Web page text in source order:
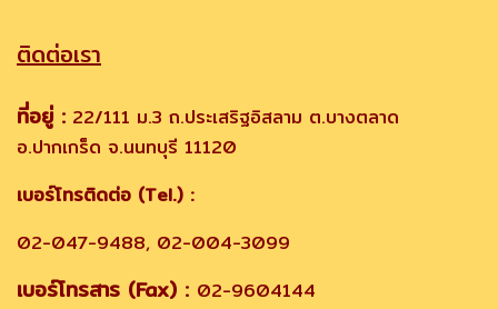
ติดต่อเรา
ที่อยู่ : 22/111 ม.3 ถ.ประเสริฐอิสลาม ต.บางตลาด
อ.ปากเกร็ด จ.นนทบุรี 11120
เบอร์โทรติดต่อ (Tel.) :
02-047-9488, 02-004-3099
เบอร์โทรสาร (Fax) : 02-9604144